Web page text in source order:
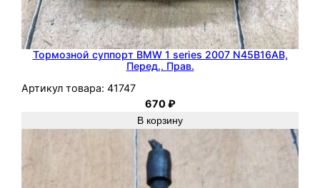
Тормозной суппорт BMW 1 series 2007 N45B16AB,
Перед., Прав.
Артикул товара: 41747
670₽
В корзину